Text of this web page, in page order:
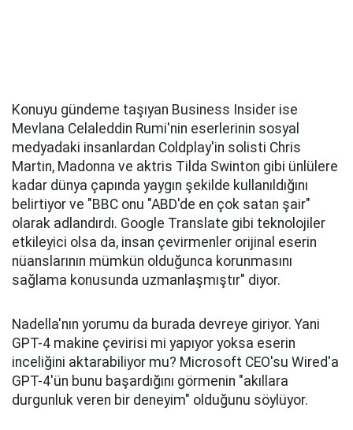
Konuyu gündeme taşıyan Business Insider ise
Mevlana Celaleddin Rumi'nin eserlerinin sosyal
medyadaki insanlardan Coldplay'in solisti Chris
Martin, Madonna ve aktris Tilda Swinton gibi ünlülere
kadar dünya çapında yaygın şekilde kullanıldığını
belirtiyor ve "BBC onu "ABD'de en çok satan şair"
olarak adlandırdı. Google Translate gibi teknolojiler
etkileyici olsa da, insan çevirmenler orijinal eserin
nüanslarının mümkün olduğunca korunmasını
sağlama konusunda uzmanlaşmıştır" diyor.
Nadella'nın yorumu da burada devreye giriyor. Yani
GPT-4 makine çevirisi mi yapıyor yoksa eserin
inceliğini aktarabiliyor mu? Microsoft CEO'su Wired'a
GPT-4'ün bunu başardığını görmenin "akıllara
durgunluk veren bir deneyim" olduğunu söylüyor.